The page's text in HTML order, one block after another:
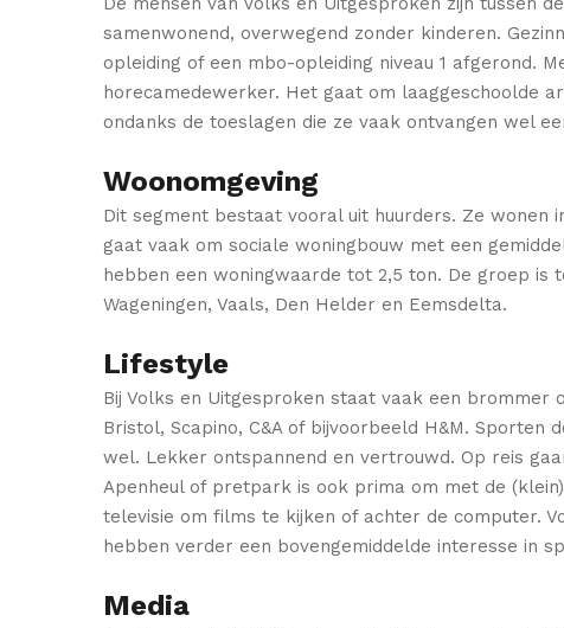
samenwonend, overwegend zonder kinderen.
opleiding of een mbo-opleiding niveau 1 afgerond.
horecamedewerker. Het gaat om laaggeschoolde
ondanks de toeslagen die ze vaak ontvangen wel
Woonomgeving
Dit segment bestaat vooral uit huurders. Ze wonen
gaat vaak om sociale woningbouw met een
hebben een woningwaarde tot 2,5 ton. De groep is
Wageningen, Vaals, Den Helder en Eemsdelta.
Lifestyle
Bij Volks en Uitgesproken staat vaak een
Bristol, Scapino, C&A of bijvoorbeeld H&M.
wel. Lekker ontspannend en vertrouwd. Op reis
Apenheul of pretpark is ook prima om met de
televisie om films te kijken of achter de computer.
hebben verder een bovengemiddelde interesse in
Media